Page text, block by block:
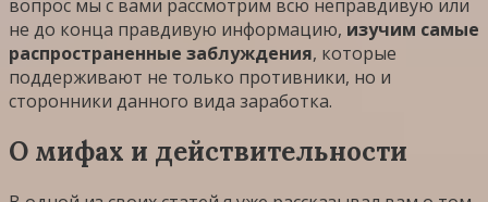
вопрос мы с вами рассмотрим всю неправдивую или
не до конца правдивую информацию, изучим самые
распространенные заблуждения, которые
поддерживают не только противники, но и
сторонники данного вида заработка.
О мифах и действительности